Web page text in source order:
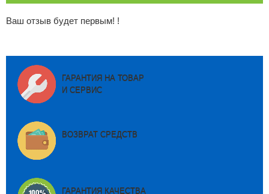
Ваш отзыв будет первым! !
ГАРАНТИЯ НА ТОВАР
И СЕРВИС
ВОЗВРАТ СРЕДСТВ
ГАРАНТИЯ КАЧЕСТВА